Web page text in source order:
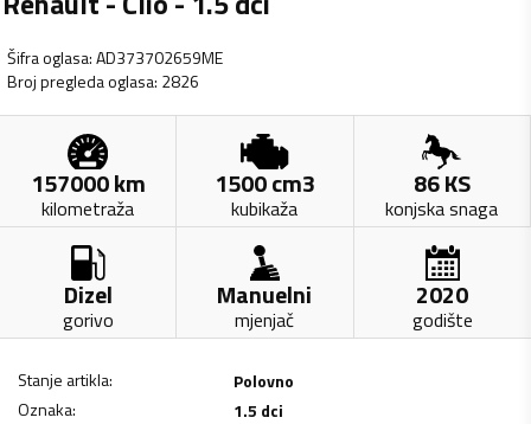
Šifra oglasa:AD373702659ME
Broj pregleda oglasa: 2826
157000km
kilometraža
1500cm3
kubikaža
86KS
konjska snaga
Dizel
gorivo
Manuelni
mjenjač
2020
godište
Stanje artikla:
Polovno
Oznaka:
1.5 dci